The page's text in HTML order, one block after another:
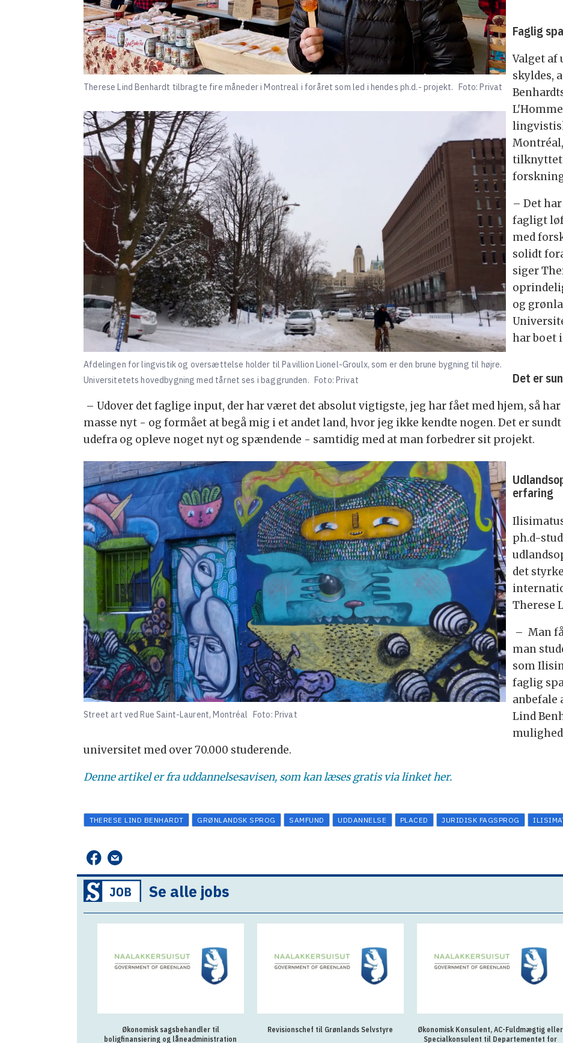
Therese Lind Benhardt tilbragte fire måneder i Montreal i foråret som led i hendes ph.d.- projekt. Foto: Privat
Afdelingen for lingvistik og oversættelse holder til Pavillion Lionel-Groulx, som er den brune bygning til højre.
Universitetets hovedbygning med tårnet ses i baggrunden. Foto: Privat
Faglig
Valget
skyldes,
tilknyttet
– Det
fagligt
med
solidt
siger
og
har boet
Det er
– Udover det faglige input, der har været det absolut vigtigste, jeg har fået med hjem, så
masse nyt - og formået at begå mig i et andet land, hvor jeg ikke kendte nogen. Det er
udefra og opleve noget nyt og spændende - samtidig med at man forbedrer sit projekt.
Street art ved Rue Saint-Laurent, Montréal Foto: Privat
erfaring
ph.d-
det
Therese
– Man
man
som
faglig
anbefale
Lind
universitet med over 70.000 studerende.
Denne artikel er fra uddannelsesavisen, som kan læses gratis via linket her.
THERESE LIND BENHARDT GRØNLANDSK SPROG SAMFUND UDDANNELSE PLACED JURIDISK FAGSPROG
Se alle jobs
Økonomisk sagsbehandler til
boligfinansiering og låneadministration
Revisionschef til Grønlands Selvstyre
Økonomisk Konsulent, AC-Fuldmægtig eller
Specialkonsulent til Departementet for